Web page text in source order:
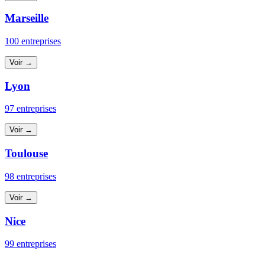
Marseille
100 entreprises
Voir →
Lyon
97 entreprises
Voir →
Toulouse
98 entreprises
Voir →
Nice
99 entreprises